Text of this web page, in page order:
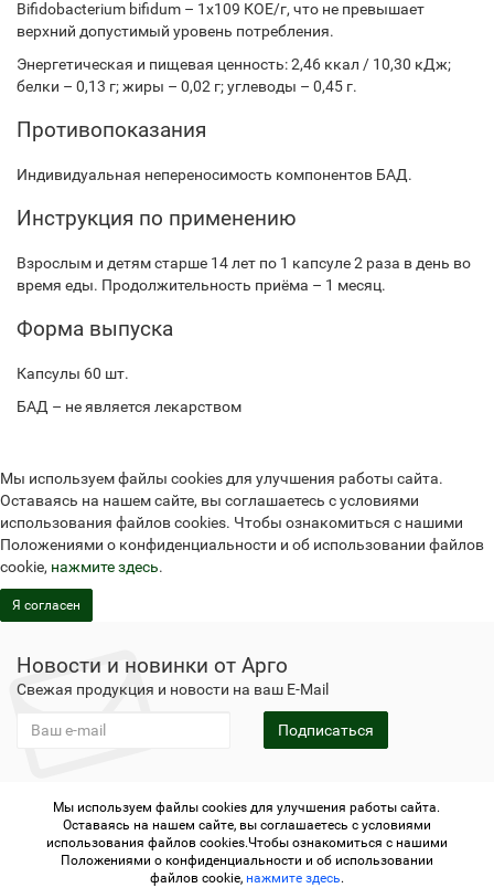
Bifidobacterium bifidum – 1x109 КОЕ/г, что не превышает
верхний допустимый уровень потребления.
Энергетическая и пищевая ценность: 2,46 ккал / 10,30 кДж;
белки – 0,13 г; жиры – 0,02 г; углеводы – 0,45 г.
Противопоказания
Индивидуальная непереносимость компонентов БАД.
Инструкция по применению
Взрослым и детям старше 14 лет по 1 капсуле 2 раза в день во
время еды. Продолжительность приёма – 1 месяц.
Форма выпуска
Капсулы 60 шт.
БАД – не является лекарством
Мы используем файлы cookies для улучшения работы сайта.
Оставаясь на нашем сайте, вы соглашаетесь с условиями
использования файлов cookies. Чтобы ознакомиться с нашими
Положениями о конфиденциальности и об использовании файлов
cookie, нажмите здесь.
Я согласен
Новости и новинки от Арго
Свежая продукция и новости на ваш E-Mail
Подписаться
Не является публичной офертой
Политика
конфиденциальности
Не является публичной офертой
Политика конфиденциальности
Регистрация в Арго
Мы используем файлы cookies для улучшения работы сайта.
Оставаясь на нашем сайте, вы соглашаетесь с условиями
использования файлов cookies.Чтобы ознакомиться с нашими
Положениями о конфиденциальности и об использовании
файлов cookie, нажмите здесь.